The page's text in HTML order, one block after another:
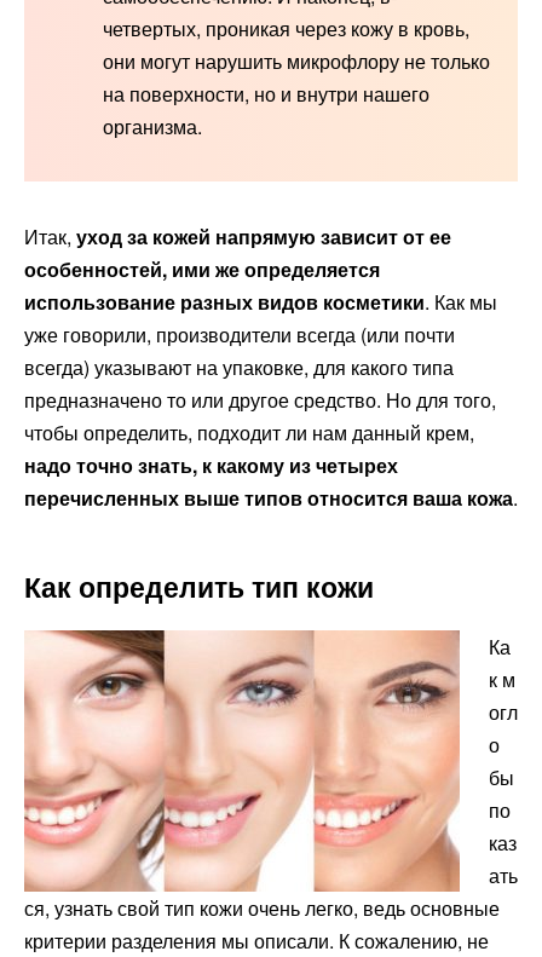
четвертых, проникая через кожу в кровь,
они могут нарушить микрофлору не только
на поверхности, но и внутри нашего
организма.
Итак, уход за кожей напрямую зависит от ее
особенностей, ими же определяется
использование разных видов косметики. Как мы
уже говорили, производители всегда (или почти
всегда) указывают на упаковке, для какого типа
предназначено то или другое средство. Но для того,
чтобы определить, подходит ли нам данный крем,
надо точно знать, к какому из четырех
перечисленных выше типов относится ваша кожа.
Как определить тип кожи
Ка
к м
огл
о
бы
по
каз
ать
ся, узнать свой тип кожи очень легко, ведь основные
критерии разделения мы описали. К сожалению, не